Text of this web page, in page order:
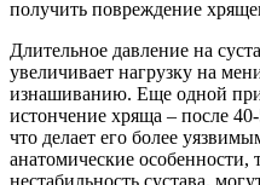
получить повреждение
Длительное давление на
увеличивает нагрузку на
изнашиванию. Еще одной
истончение хряща – после 40-
что делает его более
анатомические особенности,